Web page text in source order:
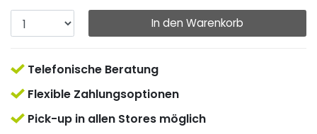
In den Warenkorb
Telefonische Beratung
Flexible Zahlungsoptionen
Pick-up in allen Stores möglich